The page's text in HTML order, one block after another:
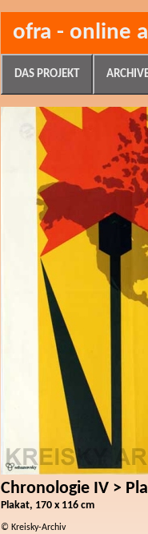
ofra - online
DAS PROJEKT
Chronologie IV >
Plakat, 170 x 116 cm
© Kreisky-Archiv